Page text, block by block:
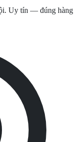
Uy tín — đúng hàng